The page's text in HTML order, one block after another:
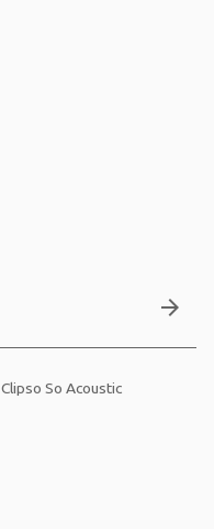
arrow_forward
Clipso So Acoustic